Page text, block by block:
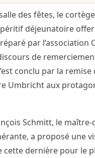
des fêtes, le
déjeunatoire
par l’association
de
conclu par la
Umbricht aux
Schmitt, le
a proposé une
cette dernière pour le